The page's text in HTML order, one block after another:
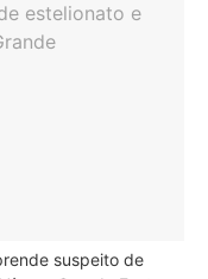
suspeito de